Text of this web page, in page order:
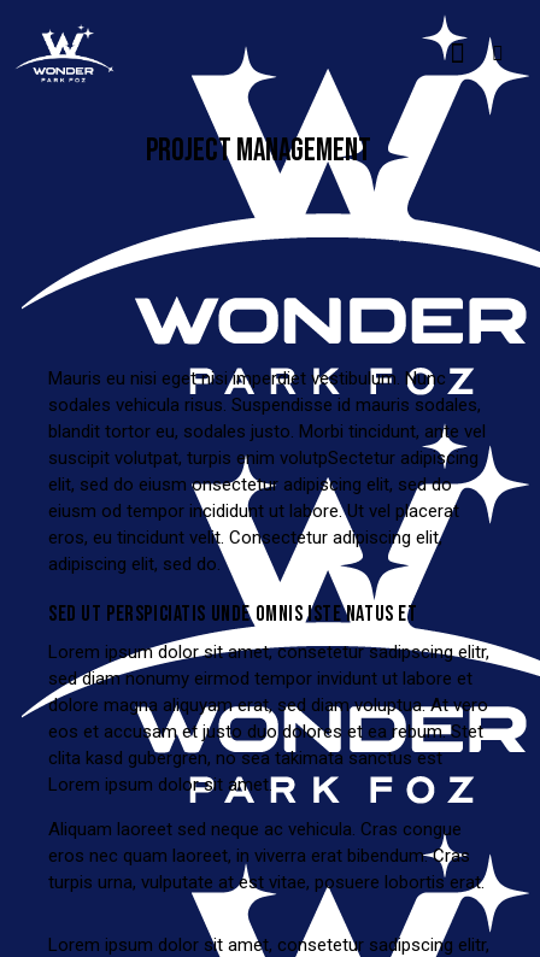
PROJECT MANAGEMENT
Mauris eu nisi eget nisi imperdiet vestibulum. Nunc
sodales vehicula risus. Suspendisse id mauris sodales,
blandit tortor eu, sodales justo. Morbi tincidunt, ante vel
suscipit volutpat, turpis enim volutpSectetur adipiscing
elit, sed do eiusm onsectetur adipiscing elit, sed do
eiusm od tempor incididunt ut labore. Ut vel placerat
eros, eu tincidunt velit. Consectetur adipiscing elit,
adipiscing elit, sed do.
SED UT PERSPICIATIS UNDE OMNIS ISTE NATUS ET
Lorem ipsum dolor sit amet, consetetur sadipscing elitr,
sed diam nonumy eirmod tempor invidunt ut labore et
dolore magna aliquyam erat, sed diam voluptua. At vero
eos et accusam et justo duo dolores et ea rebum. Stet
clita kasd gubergren, no sea takimata sanctus est
Lorem ipsum dolor sit amet.
Aliquam laoreet sed neque ac vehicula. Cras congue
eros nec quam laoreet, in viverra erat bibendum. Cras
turpis urna, vulputate at est vitae, posuere lobortis erat.
Lorem ipsum dolor sit amet, consetetur sadipscing elitr,